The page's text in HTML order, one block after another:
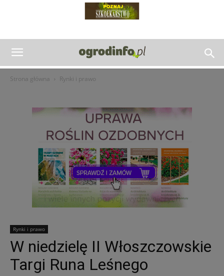
Strona główna Rynki i prawo
Rynki i prawo
W niedzielę II Włoszczowskie
Targi Runa Leśnego